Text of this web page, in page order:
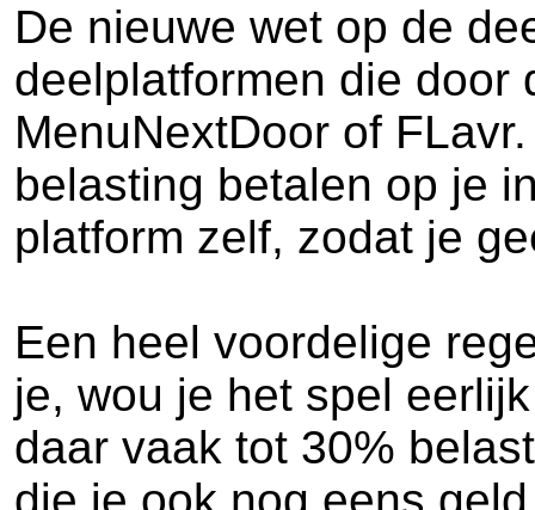
De nieuwe wet op de
deelplatformen die door
MenuNextDoor of
belasting betalen op je
platform zelf, zodat je
Een heel voordelige
je, wou je het spel
daar vaak tot 30%